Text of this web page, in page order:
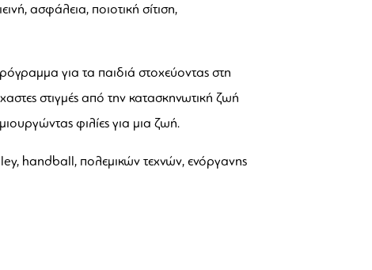
ασφάλεια, ποιοτική σίτιση,
για τα παιδιά στοχεύοντας στη
στιγμές από την κατασκηνωτική ζωή
φιλίες για μια ζωή.
handball, πολεμικών τεχνών, ενόργανης